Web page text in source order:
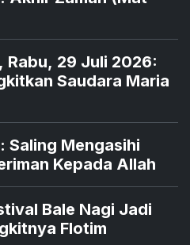
Rabu, 29 Juli 2026:
Saudara Maria
Saling Mengasihi
Kepada Allah
Bale Nagi Jadi
Flotim